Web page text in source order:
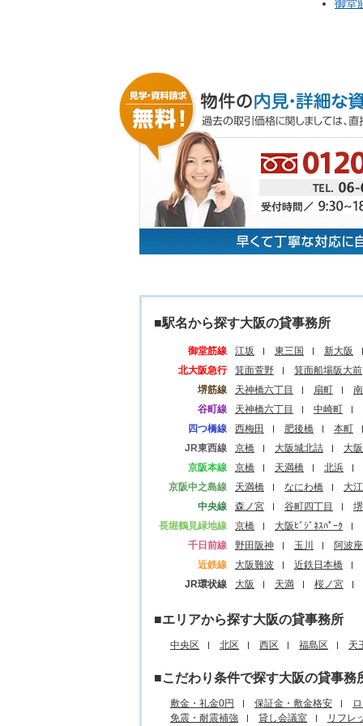
御堂
■駅名から探す大阪の貸事務所
御堂筋線 江坂 東三国 新大阪
北大阪急行
箕面萱野 箕面船場阪大前
堺筋線
天神橋六丁目 扇町
谷町線
天神橋六丁目 中崎町
四つ橋線
西梅田 肥後橋 本町
JR東西線
京橋 大阪城北詰 大
京阪本線
京橋 天満橋 北浜
京阪中之島線
天満橋 なにわ橋 大
中央線
森ノ宮 谷町四丁目
長堀鶴見緑地線
京橋 大阪ﾋﾞｼﾞﾈｽﾊﾟｰｸ
千日前線
野田阪神 玉川 阿波座
近鉄線
大阪難波 近鉄日本橋
JR環状線
大阪 天満 桜ノ宮
■エリアから探す大阪の貸事務所
中央区 北区 西区 福島区 天
■こだわり条件で探す大阪の貸事務
敷金・礼金0円 保証金・敷金格安
免震・耐震補強
貸し会議室 リフレ